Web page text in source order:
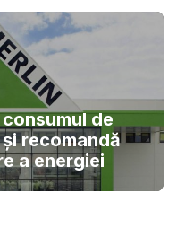
de
recomandă
a energiei